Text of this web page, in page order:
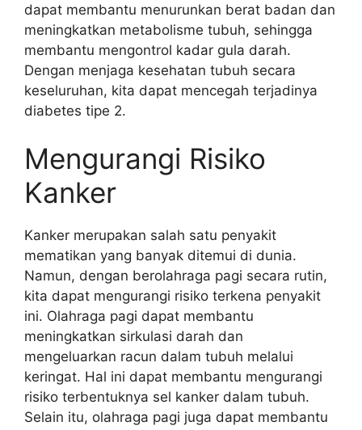
dapat membantu menurunkan berat badan dan
meningkatkan metabolisme tubuh, sehingga
membantu mengontrol kadar gula darah.
Dengan menjaga kesehatan tubuh secara
keseluruhan, kita dapat mencegah terjadinya
diabetes tipe 2.
Mengurangi Risiko
Kanker
Kanker merupakan salah satu penyakit
mematikan yang banyak ditemui di dunia.
Namun, dengan berolahraga pagi secara rutin,
kita dapat mengurangi risiko terkena penyakit
ini. Olahraga pagi dapat membantu
meningkatkan sirkulasi darah dan
mengeluarkan racun dalam tubuh melalui
keringat. Hal ini dapat membantu mengurangi
risiko terbentuknya sel kanker dalam tubuh.
Selain itu, olahraga pagi juga dapat membantu